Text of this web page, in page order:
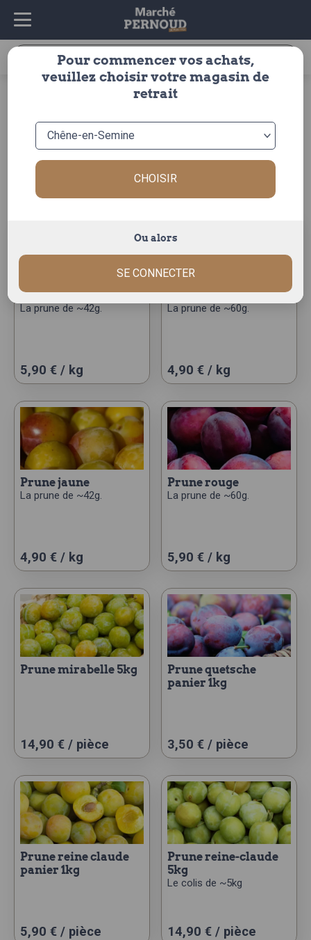
Recherche
Pour commencer vos achats,
veuillez choisir votre magasin de
retrait
CHOISIR
Ou alors
SE CONNECTER
fruits & légumes > fruits
FILTRER
prune jaune
La prune de ~42g.
5,90 € / kg
prune rouge
La prune de ~60g.
4,90 € / kg
prune jaune
La prune de ~42g.
4,90 € / kg
prune rouge
La prune de ~60g.
5,90 € / kg
prune mirabelle 5kg
14,90 € / pièce
prune quetsche
panier 1kg
3,50 € / pièce
prune reine claude
panier 1kg
5,90 € / pièce
prune reine-claude
5kg
Le colis de ~5kg
14,90 € / pièce